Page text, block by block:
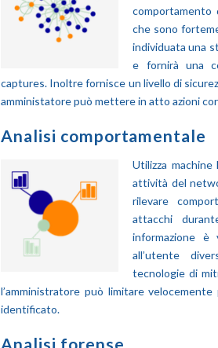
comportamento
che sono
individuata una
e fornirà una
captures. Inoltre fornisce un livello di
amministatore può mettere in atto azioni
Analisi comportamentale
Utilizza
attività del
rilevare
attacchi
informazione è
all’utente
tecnologie di
l’amministratore può limitare
identificato.
Analisi forense